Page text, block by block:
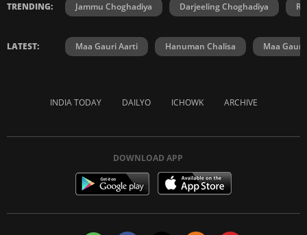
TRENDING: Jammu Choghadiya Darjeeling Choghadiya
LATEST: Maa Gauri Aarti Hanuman Chalisa Maa Gauri
INDIA TODAY DAILYO ICHOWK ARCHIVE
DOWNLOAD APP